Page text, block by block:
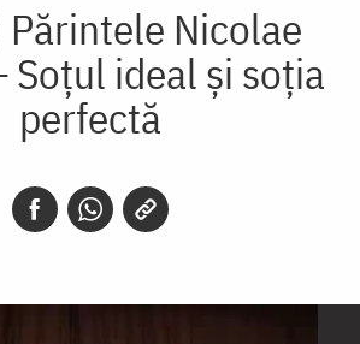
Părintele Nicolae
Soțul ideal și soția
perfectă